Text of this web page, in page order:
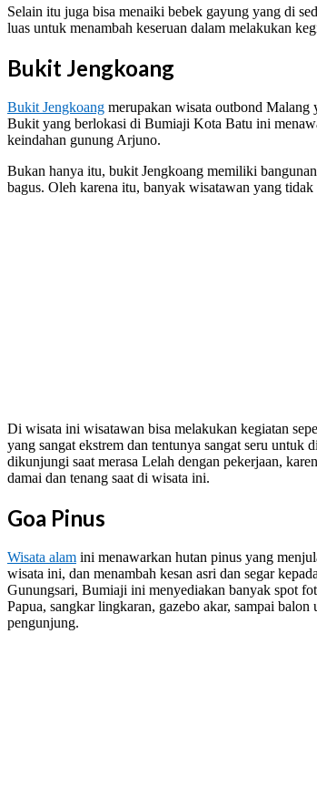
Selain itu juga bisa menaiki bebek gayung yang di
luas untuk menambah keseruan dalam melakukan
Bukit Jengkoang
Bukit Jengkoang merupakan wisata outbond Malang
Bukit yang berlokasi di Bumiaji Kota Batu ini
keindahan gunung Arjuno.
Bukan hanya itu, bukit Jengkoang memiliki
bagus. Oleh karena itu, banyak wisatawan yang
Di wisata ini wisatawan bisa melakukan kegiatan
yang sangat ekstrem dan tentunya sangat seru
dikunjungi saat merasa Lelah dengan pekerjaan,
damai dan tenang saat di wisata ini.
Goa Pinus
Wisata alam ini menawarkan hutan pinus yang
wisata ini, dan menambah kesan asri dan segar
Gunungsari, Bumiaji ini menyediakan banyak spot
Papua, sangkar lingkaran, gazebo akar, sampai
pengunjung.